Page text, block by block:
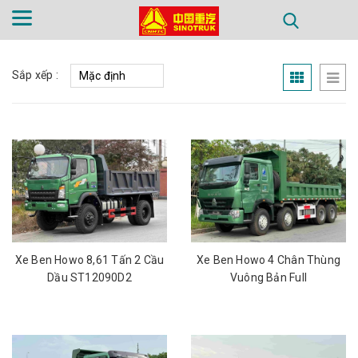
TRANG CHỦ GIỚI THIỆU SẢN PHẨM
Sắp xếp :
Xe Ben Howo 8,61 Tấn 2 Cầu
Dầu ST12090D2
Xe Ben Howo 4 Chân Thùng
Vuông Bản Full